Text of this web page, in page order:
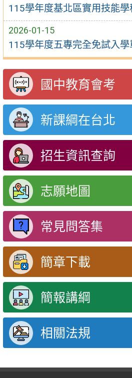
115學年度基北區實用技能
2026-01-15
115學年度五專完全免試入
國中教育會考
新課綱在台北
招生資訊查詢
志願地圖
常見問答集
簡章下載
簡報講綱
相關法規